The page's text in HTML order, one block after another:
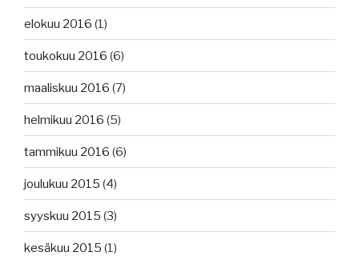
elokuu 2016 (1)
toukokuu 2016 (6)
maaliskuu 2016 (7)
helmikuu 2016 (5)
tammikuu 2016 (6)
joulukuu 2015 (4)
syyskuu 2015 (3)
kesäkuu 2015 (1)